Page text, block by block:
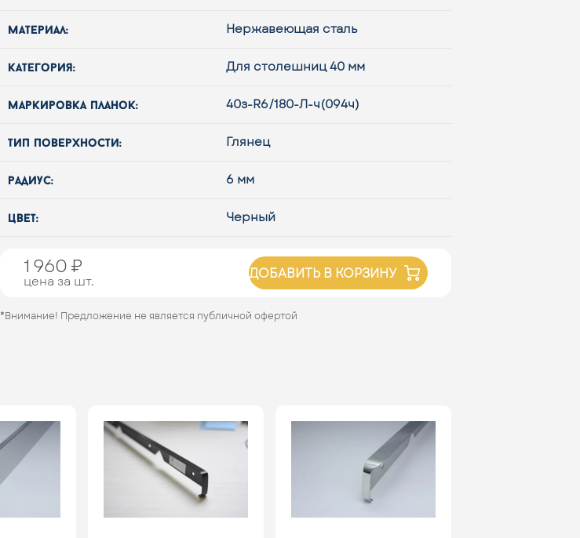
материал: Нержавеющая сталь
категория: Для столешниц 40 мм
маркировка планок: 40з-R6/180-Л-ч(094ч)
тип поверхности: Глянец
радиус: 6 мм
цвет: Черный
1 960 ₽
цена за шт.
ДОБАВИТЬ В КОРЗИНУ
*Внимание! Предложение не является публичной офертой